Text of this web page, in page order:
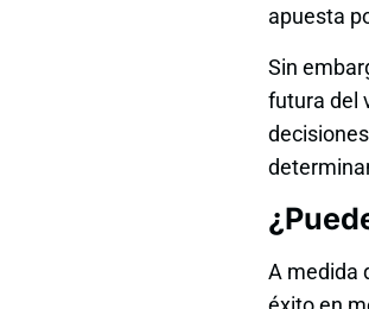
apuesta
Sin
futura del
A medida